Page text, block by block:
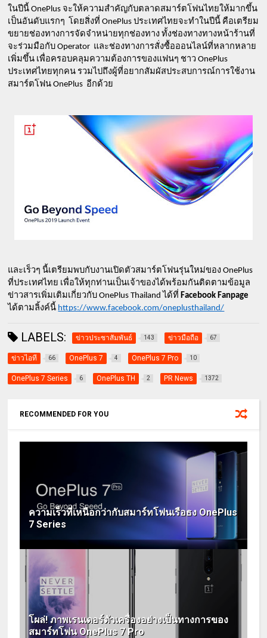
ในปีนี้ OnePlus จะให้ความสำคัญกับตลาดสมาร์ตโฟนไทยให้มากขึ้น
เป็นอันดับแรกๆ  โดยสิ่งที่ OnePlus ประเทศไทยจะทำในปีนี้ คือเตรียม
ขยายช่องทางการจัดจำหน่ายทุกช่องทาง ทั้งช่องทางทางหน้าร้านที่
จะร่วมมือกับ Operator  และช่องทางการสั่งซื้อออนไลน์ที่หลากหลาย
เพิ่มขึ้น เพื่อครอบคลุมความต้องการของแฟนๆ ชาว OnePlus
ประเทศไทยทุกคน รวมไปถึงผู้ที่อยากสัมผัสประสบการณ์การใช้งาน
สมาร์ตโฟน OnePlus  อีกด้วย
และเร็วๆ นี้เตรียมพบกับงานเปิดตัวสมาร์ตโฟนรุ่นใหม่ของ OnePlus
ที่ประเทศไทย เพื่อให้ทุกท่านเป็นเจ้าของได้พร้อมกันติดตามข้อมูล
ข่าวสารเพิ่มเติมเกี่ยวกับ OnePlus Thailand ได้ที่
ได้ตามลิ้งค์นี้ https://www.facebook.com/oneplusthailand/
LABELS: ข่าวประชาสัมพันธ์ 143 ข่าวมือถือ 67
ข่าวไอที 66 OnePlus 7 4 OnePlus 7 Pro 10
OnePlus 7 Series 6 OnePlus TH 2 PR News 1372
RECOMMENDED FOR YOU
ความเร็วที่เหนือกว่ากับสมาร์ทโฟนเรือธง OnePlus
7 Series
โผล่! ภาพเรนเดอร์ตัวเครื่องอย่างเป็นทางการของ
สมาร์ทโฟน OnePlus 7 Pro